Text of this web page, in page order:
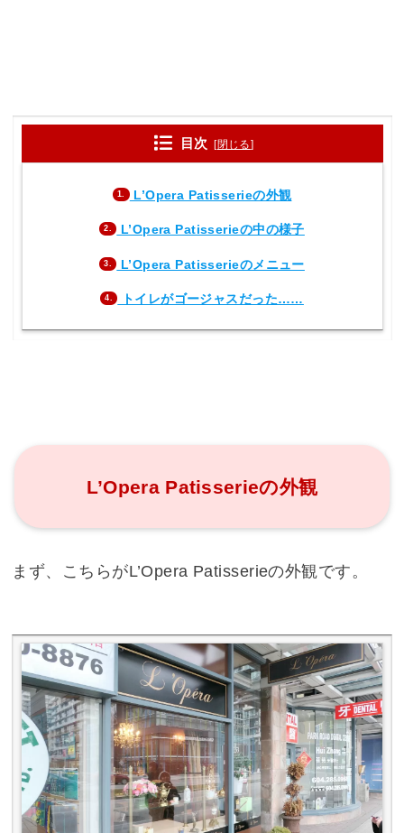
目次 [閉じる]
1. L’Opera Patisserieの外観
2. L’Opera Patisserieの中の様子
3. L’Opera Patisserieのメニュー
4. トイレがゴージャスだった……
L’Opera Patisserieの外観
まず、こちらがL’Opera Patisserieの外観です。